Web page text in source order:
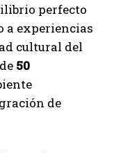
perfecto
a experiencias
cultural del
50
de